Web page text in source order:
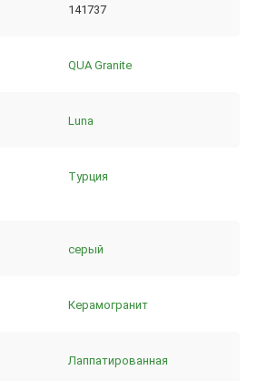
141737
QUA Granite
Luna
Турция
серый
Керамогранит
Лаппатированная